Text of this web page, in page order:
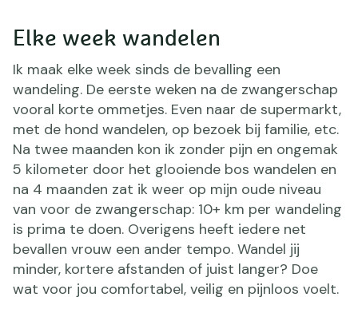
Elke week wandelen
Ik maak elke week sinds de bevalling een
wandeling. De eerste weken na de zwangerschap
vooral korte ommetjes. Even naar de supermarkt,
met de hond wandelen, op bezoek bij familie, etc.
Na twee maanden kon ik zonder pijn en ongemak
5 kilometer door het glooiende bos wandelen en
na 4 maanden zat ik weer op mijn oude niveau
van voor de zwangerschap: 10+ km per wandeling
is prima te doen. Overigens heeft iedere net
bevallen vrouw een ander tempo. Wandel jij
minder, kortere afstanden of juist langer? Doe
wat voor jou comfortabel, veilig en pijnloos voelt.